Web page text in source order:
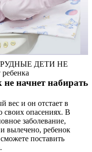
ДЕТИ НЕ
не начнет набирать
вес и он отстает в
своих опасениях. В
заболевание,
вылечено, ребенок
поставить